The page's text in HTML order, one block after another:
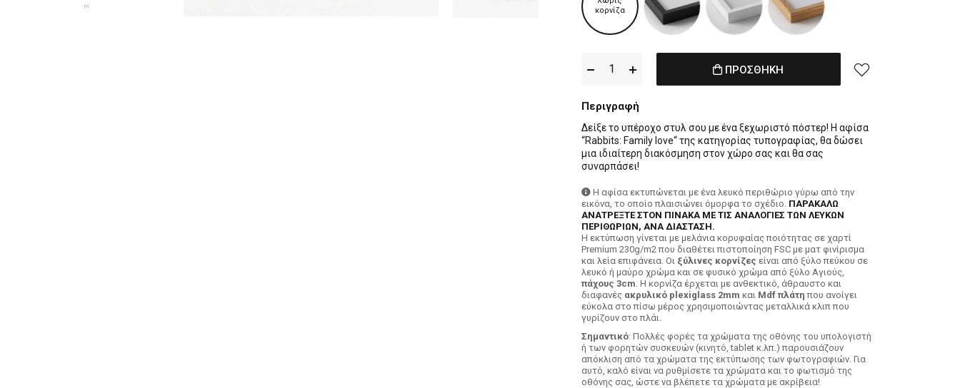
κορνίζα
ΠΡΟΣΘΗΚΗ
Περιγραφή
Δείξε το υπέροχο στυλ σου με ένα ξεχωριστό πόστερ! Η αφίσα
“Rabbits: Family love“ της κατηγορίας τυπογραφίας, θα δώσει
μια ιδιαίτερη διακόσμηση στον χώρο σας και θα σας
συναρπάσει!
Η αφίσα εκτυπώνεται με ένα λευκό περιθώριο γύρω από την
εικόνα, το οποίο πλαισιώνει όμορφα το σχέδιο. ΠΑΡΑΚΑΛΩ
ΑΝΑΤΡΕΞΤΕ ΣΤΟΝ ΠΙΝΑΚΑ ΜΕ ΤΙΣ ΑΝΑΛΟΓΙΕΣ ΤΩΝ ΛΕΥΚΩΝ
ΠΕΡΙΘΩΡΙΩΝ, ΑΝΑ ΔΙΑΣΤΑΣΗ.
H εκτύπωση γίνεται με μελάνια κορυφαίας ποιότητας σε χαρτί
Premium 230g/m2 που διαθέτει πιστοποίηση FSC με ματ φινίρισμα
και λεία επιφάνεια. Οι ξύλινες κορνίζες είναι από ξύλο πεύκου σε
λευκό ή μαύρο χρώμα και σε φυσικό χρώμα από ξύλο Αγιούς,
πάχους 3cm. Η κορνίζα έρχεται με ανθεκτικό, άθραυστο και
διαφανές ακρυλικό plexiglass 2mm και Mdf πλάτη που ανοίγει
εύκολα στο πίσω μέρος χρησιμοποιώντας μεταλλικά κλιπ που
γυρίζουν στο πλάι.
Σημαντικό: Πολλές φορές τα χρώματα της οθόνης του υπολογιστή
ή των φορητών συσκευών (κινητό, tablet κ.λπ.) παρουσιάζουν
απόκλιση από τα χρώματα της εκτύπωσης των φωτογραφιών. Για
αυτό, καλό είναι να ρυθμίσετε τα χρώματα και το φωτισμό της
οθόνης σας, ώστε να βλέπετε τα χρώματα με ακρίβεια!